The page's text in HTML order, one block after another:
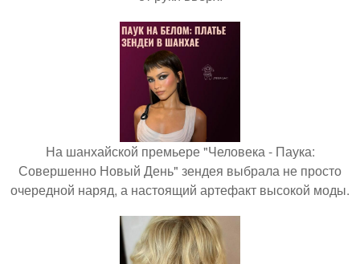
На шанхайской премьере "Человека - Паука:
Совершенно Новый День" зендея выбрала не просто
очередной наряд, а настоящий артефакт высокой моды.